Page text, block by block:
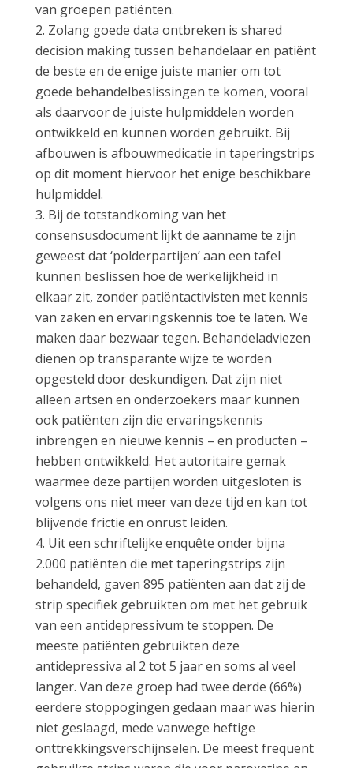
van groepen patiënten.
Zolang goede data ontbreken is shared
decision making tussen behandelaar en patiënt
de beste en de enige juiste manier om tot
goede behandelbeslissingen te komen, vooral
als daarvoor de juiste hulpmiddelen worden
ontwikkeld en kunnen worden gebruikt. Bij
afbouwen is afbouwmedicatie in taperingstrips
op dit moment hiervoor het enige beschikbare
hulpmiddel.
Bij de totstandkoming van het
consensusdocument lijkt de aanname te zijn
geweest dat ‘polder­partijen’ aan een tafel
kunnen beslissen hoe de werkelijkheid in
elkaar zit, zonder patiëntactivisten met kennis
van zaken en ervaringskennis toe te laten. We
maken daar bezwaar tegen. Behandel­adviezen
dienen op transparante wijze te worden
opgesteld door deskundigen. Dat zijn niet
alleen artsen en onderzoekers maar kunnen
ook patiënten zijn die ervaringskennis
inbrengen en nieuwe kennis – en producten –
hebben ontwikkeld. Het autoritaire gemak
waarmee deze partijen worden uitgesloten is
volgens ons niet meer van deze tijd en kan tot
blijvende frictie en onrust leiden.
Uit een schriftelijke enquête onder bijna
2.000 patiënten die met taperingstrips zijn
behandeld, gaven 895 patiënten aan dat zij de
strip specifiek gebruikten om met het gebruik
van een antidepressivum te stoppen. De
meeste patiënten gebruikten deze
antidepressiva al 2 tot 5 jaar en soms al veel
langer. Van deze groep had twee derde (66%)
eerdere stoppogingen gedaan maar was hierin
niet geslaagd, mede vanwege heftige
onttrekkingsverschijnselen. De meest frequent